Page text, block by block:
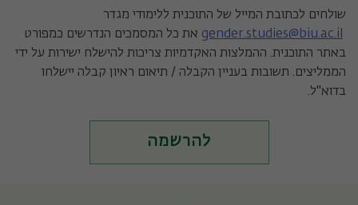
שולחים לכתובת המייל של התוכנית ללימודי מגדר
gender.studies@biu.ac.il את כל המסמכים הנדרשים כמפורט
באתר התוכנית. ההמלצות האקדמיות צריכות להישלח ישירות על ידי
הממליצים. תשובות בעניין הקבלה / תיאום ראיון קבלה יישלחו
בדוא"ל.
להרשמה